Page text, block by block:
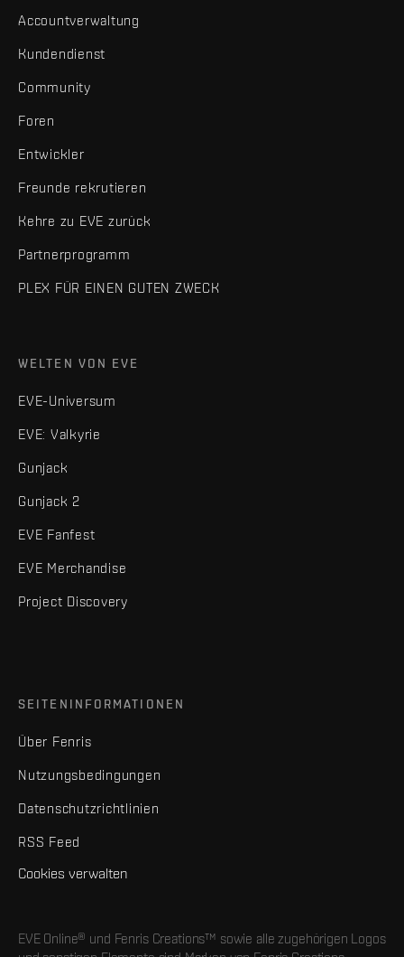
Accountverwaltung
Kundendienst
Community
Foren
Entwickler
Freunde rekrutieren
Kehre zu EVE zurück
Partnerprogramm
PLEX FÜR EINEN GUTEN ZWECK
WELTEN VON EVE
EVE-Universum
EVE: Valkyrie
Gunjack
Gunjack 2
EVE Fanfest
EVE Merchandise
Project Discovery
SEITENINFORMATIONEN
Über Fenris
Nutzungsbedingungen
Datenschutzrichtlinien
RSS Feed
Cookies verwalten
EVE Online® und Fenris Creations™ sowie alle zugehörigen Logos